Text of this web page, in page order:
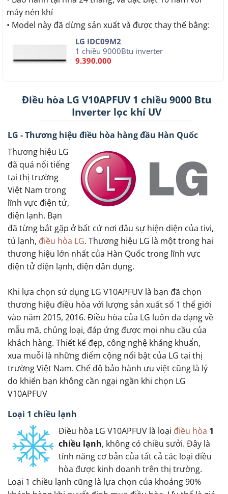
máy nén khí
• Model này đã dừng sản xuất và được thay thế bằng:
LG IDC09M2
1 chiều 9000Btu inverter
9.390.000
Điều hòa LG V10APFUV 1 chiều 9000 Btu
Inverter lọc khí UV
LG - Thương hiệu điều hòa hàng đầu Hàn Quốc
Thương hiệu LG
đã quá nổi tiếng
tại thị trường
Việt Nam trong
lĩnh vực điện tử,
điện lạnh. Bạn
đã từng bắt gặp ở bất cứ nơi đâu sự hiện diện của tivi,
tủ lạnh, điều hòa LG. Thương hiệu LG là một trong hai
thương hiệu lớn nhất của Hàn Quốc trong lĩnh vực
điện tử điện lạnh, điện dân dụng.
Khi lựa chọn sử dụng LG V10APFUV là bạn đã chọn
thương hiệu điều hòa với lượng sản xuất số 1 thế giới
vào năm 2015, 2016. Điều hòa của LG luôn đa dạng về
mẫu mã, chủng loại, đáp ứng được mọi nhu cầu của
khách hàng. Thiết kế đẹp, công nghệ kháng khuẩn,
xua muỗi là những điểm cộng nổi bật của LG tại thị
trường Việt Nam. Chế độ bảo hành ưu việt cũng là lý
do khiến bạn không cần ngại ngần khi chọn LG
V10APFUV
Loại 1 chiều lạnh
Điều hòa LG V10APFUV là loại điều hòa 1
chiều lạnh, không có chiều sưởi. Đây là
tính năng cơ bản của tất cả các loại điều
hòa được kinh doanh trên thị trường.
Loại 1 chiều lạnh cũng là lựa chọn của khoảng 90%